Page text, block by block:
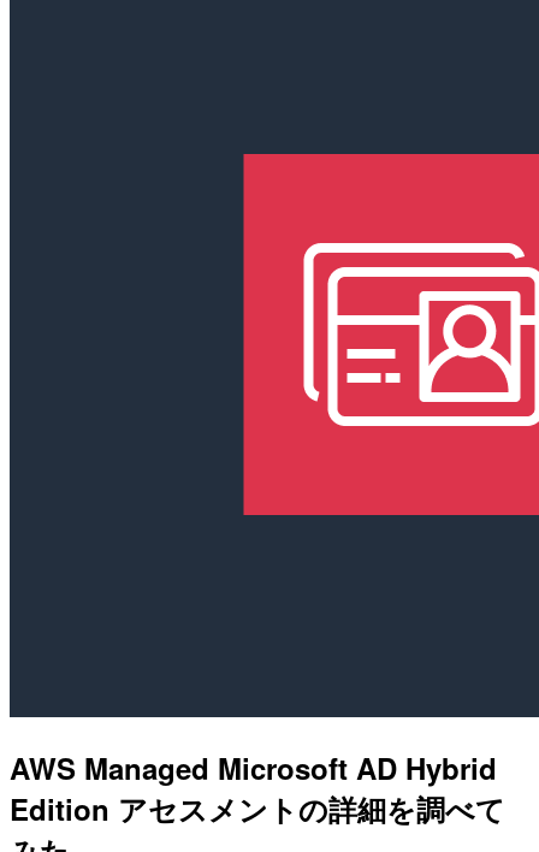
AWS Managed Microsoft AD Hybrid
Edition アセスメントの詳細を調べて